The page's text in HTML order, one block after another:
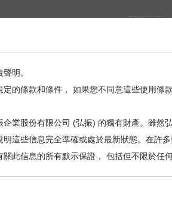
關於弘振
明。
的條款和條件， 如果您不同意這些使用條
業股份有限公司 (弘振) 的獨有財產。雖
這些信息完全準確或處於最新狀態。在許
此信息的所有默示保證， 包括但不限於任